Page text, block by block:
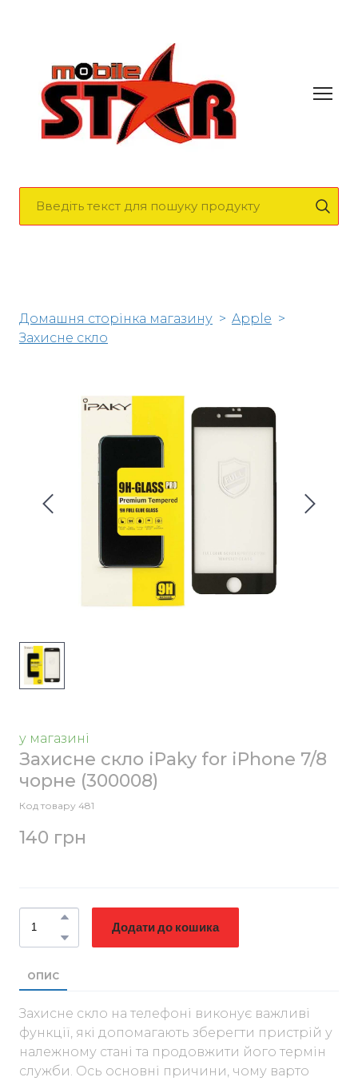
Домашня сторінка магазину
Apple
Захисне скло
у магазині
Захисне скло iPaky for iPhone 7/8
чорне (300008)
Код товару 481
140 грн
Додати до кошика
ОПИС
Захисне скло на телефоні виконує важливі
функції, які допомагають зберегти пристрій у
належному стані та продовжити його термін
служби. Ось основні причини, чому варто